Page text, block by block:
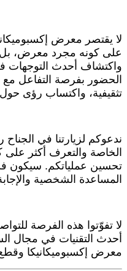
على كونه مجرد معرض، بل
واكتشاف أحدث
الحضور بفرصة التفاعل
تثقيفية، واكتساب رؤى
الخاصة والتعرف أكثر على
تحسين عملياتكم. سيكون
المساعدة الشخصية
لا تفوّتوا هذه الفرصة
أحدث التقنيات في مجال
معرض إكسبوميكانيكا وقطع